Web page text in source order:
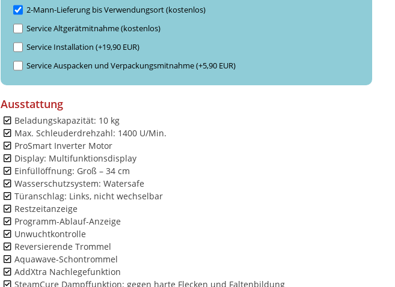
2-Mann-Lieferung bis Verwendungsort (kostenlos)
Service Altgerätmitnahme (kostenlos)
Service Installation (+19,90 EUR)
Service Auspacken und Verpackungsmitnahme (+5,90 EUR)
Ausstattung
Beladungskapazität: 10 kg
Max. Schleuderdrehzahl: 1400 U/Min.
ProSmart Inverter Motor
Display: Multifunktionsdisplay
Einfüllöffnung: Groß – 34 cm
Wasserschutzsystem: Watersafe
Türanschlag: Links, nicht wechselbar
Restzeitanzeige
Programm-Ablauf-Anzeige
Unwuchtkontrolle
Reversierende Trommel
Aquawave-Schontrommel
AddXtra Nachlegefunktion
SteamCure Dampffunktion: gegen harte Flecken und Faltenbildung